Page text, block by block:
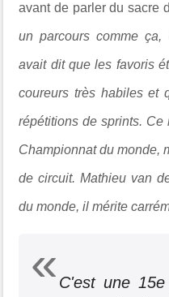
avant de parler du sacre
un parcours comme
avait dit que les favoris
coureurs très habiles et
répétitions de sprints.
Championnat du monde,
de circuit. Mathieu van
du monde, il mérite
C'est une